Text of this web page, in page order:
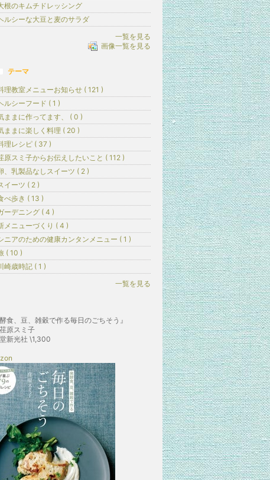
根のキムチドレッシング
ルシーな大豆と麦のサラダ
一覧を見る
画像一覧を見る
テーマ
理教室メニューお知らせ ( 121 )
ルシーフード ( 1 )
ままに作ってます、 ( 0 )
ままに楽しく料理 ( 20 )
理レシピ ( 37 )
原スミ子からお伝えしたいこと ( 112 )
、乳製品なしスイーツ ( 2 )
イーツ ( 2 )
べ歩き ( 13 )
ーデニング ( 4 )
メニューづくり ( 4 )
ニアのための健康カンタンメニュー ( 1 )
( 10 )
崎歳時記 ( 1 )
一覧を見る
酵食、豆、雑穀で作る毎日のごちそう』
原スミ子
新光社 \1,300